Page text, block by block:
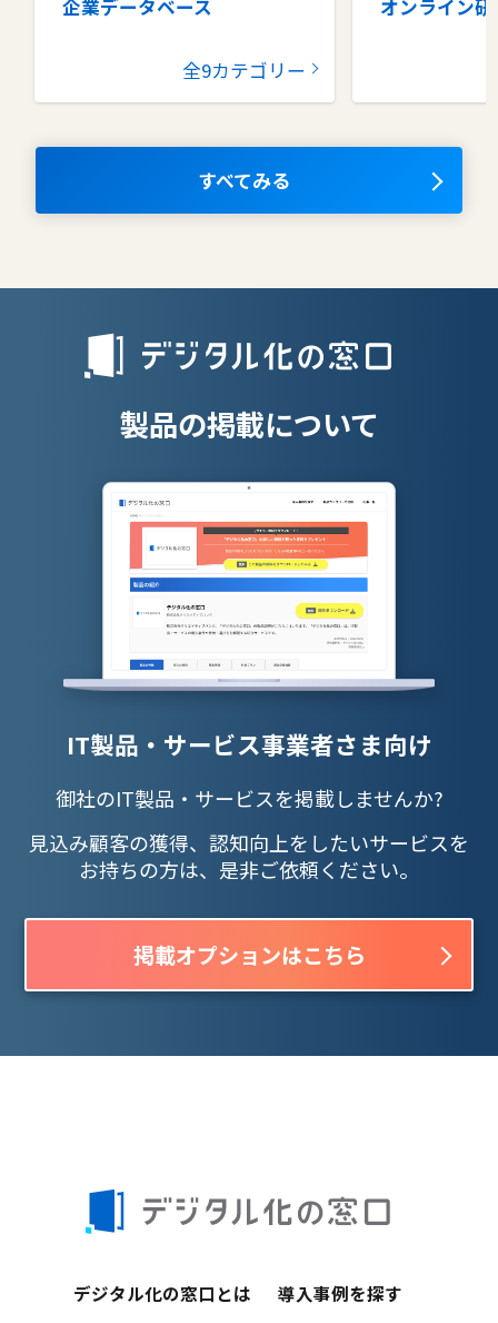
企業データベース
グループウェア
コラボレーションツール
ナレッジマネジメントツール
全9カテゴリー
オンライン研
タレントマ
OKRツール
授業支援シス
すべてみる
製品の掲載について
IT製品・サービス事業者さま向け
御社のIT製品・サービスを掲載しませんか?
見込み顧客の獲得、認知向上をしたいサービスを
お持ちの方は、是非ご依頼ください。
掲載オプションはこちら
デジタル化の窓口とは 導入事例を探す